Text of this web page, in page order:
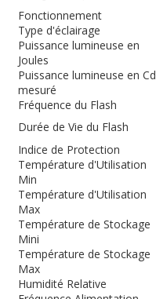
Fonctionnement
Type d'éclairage
Puissance lumineuse en
Joules
Puissance lumineuse en Cd
mesuré
Fréquence du Flash
Durée de Vie du Flash
Indice de Protection
Température d'Utilisation
Min
Température d'Utilisation
Max
Température de Stockage
Mini
Température de Stockage
Max
Humidité Relative